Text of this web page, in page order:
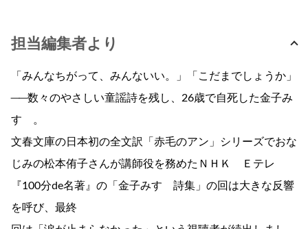
担当編集者より
「みんなちがって、みんないい。」「こだまでしょうか」
──数々のやさしい童謡詩を残し、26歳で自死した金子み
すゞ。
文春文庫の日本初の全文訳「赤毛のアン」シリーズでおな
じみの松本侑子さんが講師役を務めたＮＨＫ Ｅテレ
『100分de名著』の「金子みすゞ詩集」の回は大きな反響
を呼び、最終